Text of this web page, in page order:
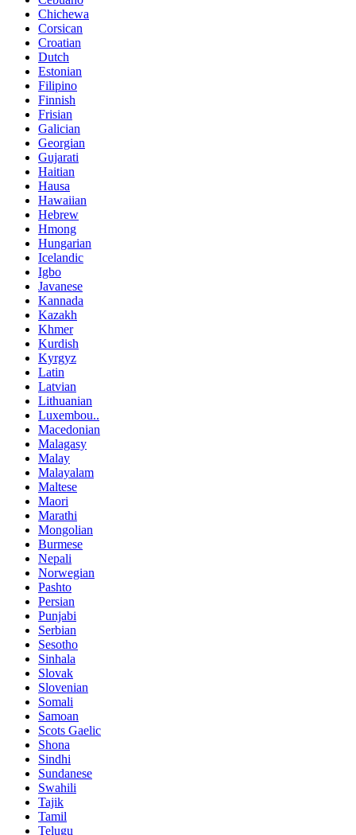
Chichewa
Corsican
Croatian
Dutch
Estonian
Filipino
Finnish
Frisian
Galician
Georgian
Gujarati
Haitian
Hausa
Hawaiian
Hebrew
Hmong
Hungarian
Icelandic
Igbo
Javanese
Kannada
Kazakh
Khmer
Kurdish
Kyrgyz
Latin
Latvian
Lithuanian
Luxembou..
Macedonian
Malagasy
Malay
Malayalam
Maltese
Maori
Marathi
Mongolian
Burmese
Nepali
Norwegian
Pashto
Persian
Punjabi
Serbian
Sesotho
Sinhala
Slovak
Slovenian
Somali
Samoan
Scots Gaelic
Shona
Sindhi
Sundanese
Swahili
Tajik
Tamil
Telugu